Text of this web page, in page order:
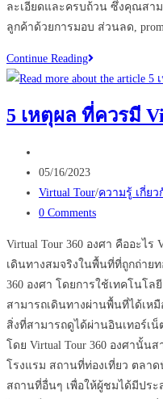
ละเอียดและครบถ้วน ซึ่งคุณสา
ลูกค้าด้วยการมอบ ส่วนลด,
Continue Readingปิด
การ
ขาย
ง่ายๆ
ใช้
Virtual
tour
ใน
ธุรกิจ
ของ
คุณ
5 เหตุผล ที่ควรมี
author:
Post
published:
05/16/2023
Post
category:
Virtual Tour/ความรู้ เกี่ยว
Post
0 Comments
Virtual Tour 360 องศา คืออะไร
เดินทางสมจริงในพื้นที่ที่ถูกถ่าย
360 องศา โดยการใช้เทคโนโล
สามารถเดินทางผ่านพื้นที่ได้เห
สิ่งที่สามารถดูได้ผ่านอินเทอร์เ
โดย Virtual Tour 360 องศานั้
โรงแรม สถานที่ท่องเที่ยว ตลา
สถานที่อื่นๆ เพื่อให้ผู้ชมได้มีปร